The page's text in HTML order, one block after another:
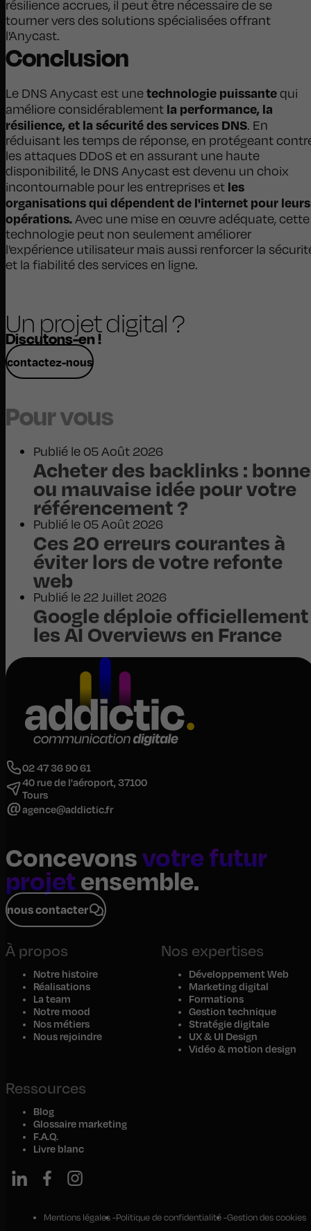
résilience accrues, il peut être nécessaire de se
tourner vers des solutions spécialisées offrant
l'Anycast.
Conclusion
Le DNS Anycast est unetechnologie puissantequi
améliore considérablement la performance, la
résilience, et la sécurité des services DNS. En
réduisant les temps de réponse, en protégeant
les attaques DDoS et en assurant une haute
disponibilité, le DNS Anycast est devenu un choix
incontournable pour les entreprises et les
organisations qui dépendent de l'internet pour leurs
opérations.Avec une mise en œuvre adéquate, cette
technologie peut non seulement améliorer
l'expérience utilisateur mais aussi renforcer la
et la fiabilité des services en ligne.
Un projet digital ?
Discutons-en !
contactez-nous
Pour vous
Publié le 05 Août 2026
Acheter des backlinks : bonne
ou mauvaise idée pour votre
référencement ?
Publié le 05 Août 2026
Ces 20 erreurs courantes à
éviter lors de votre refonte
web
Publié le 22 Juillet 2026
Google déploie officiellement
les AI Overviews en France
02 47 36 90 61
40 rue de l'aéroport, 37100
Tours
agence@addictic.fr
Concevonsvotre futur
projetensemble.
nous contacter
À propos
Notre histoire
Réalisations
La team
Notre mood
Nos métiers
Nous rejoindre
Nos expertises
Développement Web
Marketing digital
Formations
Gestion technique
Stratégie digitale
UX & UI Design
Vidéo & motion design
Ressources
Blog
Glossaire marketing
F.A.Q.
Livre blanc
Mentions légales Politique de confidentialité Gestion des cookies